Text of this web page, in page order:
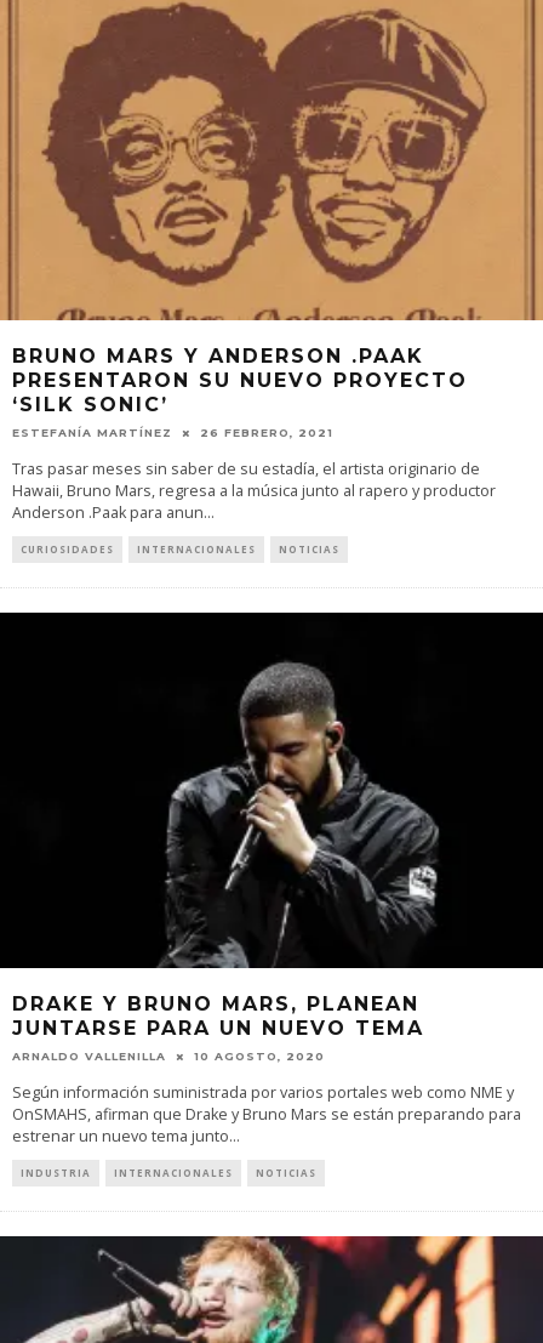
BRUNO MARS Y ANDERSON .PAAK
PRESENTARON SU NUEVO PROYECTO
‘SILK SONIC’
ESTEFANÍA MARTÍNEZ 26 FEBRERO, 2021
Tras pasar meses sin saber de su estadía, el artista originario de
Hawaii, Bruno Mars, regresa a la música junto al rapero y productor
Anderson .Paak para anun...
CURIOSIDADES INTERNACIONALES NOTICIAS
DRAKE Y BRUNO MARS, PLANEAN
JUNTARSE PARA UN NUEVO TEMA
ARNALDO VALLENILLA 10 AGOSTO, 2020
Según información suministrada por varios portales web como NME y
OnSMAHS, afirman que Drake y Bruno Mars se están preparando para
estrenar un nuevo tema junto...
INDUSTRIA INTERNACIONALES NOTICIAS